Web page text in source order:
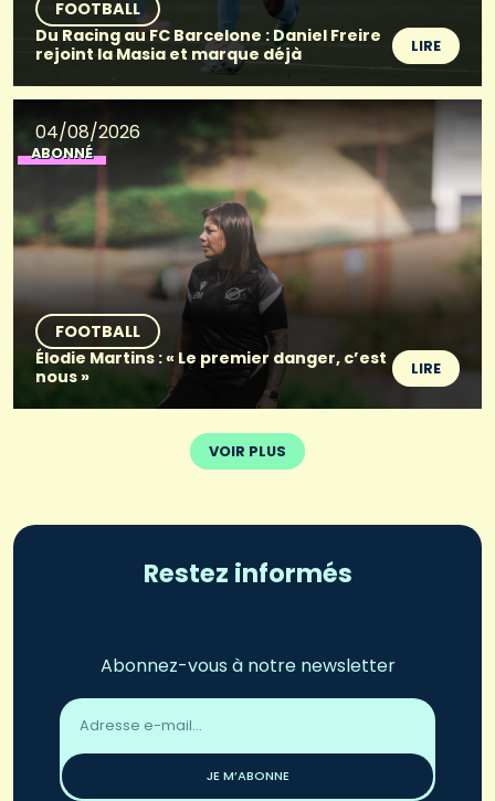
FOOTBALL
Du Racing au FC Barcelone : Daniel Freire
rejoint la Masia et marque déjà
LIRE
04/08/2026
ABONNÉ
FOOTBALL
Élodie Martins : « Le premier danger, c’est
nous »
LIRE
VOIR PLUS
Restez informés
Abonnez-vous à notre newsletter
Adresse
email
JE M’ABONNE